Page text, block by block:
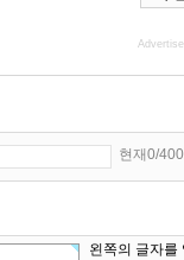
현재0/
왼쪽의 글자를